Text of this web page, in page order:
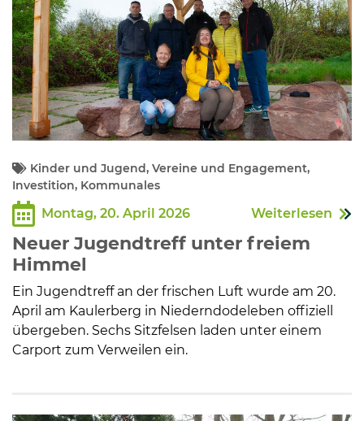
Kinder und Jugend, Vereine und Engagement,
Investition, Kommunales
Montag, 20. April 2026 Weiterlesen
Neuer Jugendtreff unter freiem
Himmel
Ein Jugendtreff an der frischen Luft wurde am 20.
April am Kaulerberg in Niederndodeleben offiziell
übergeben. Sechs Sitzfelsen laden unter einem
Carport zum Verweilen ein.